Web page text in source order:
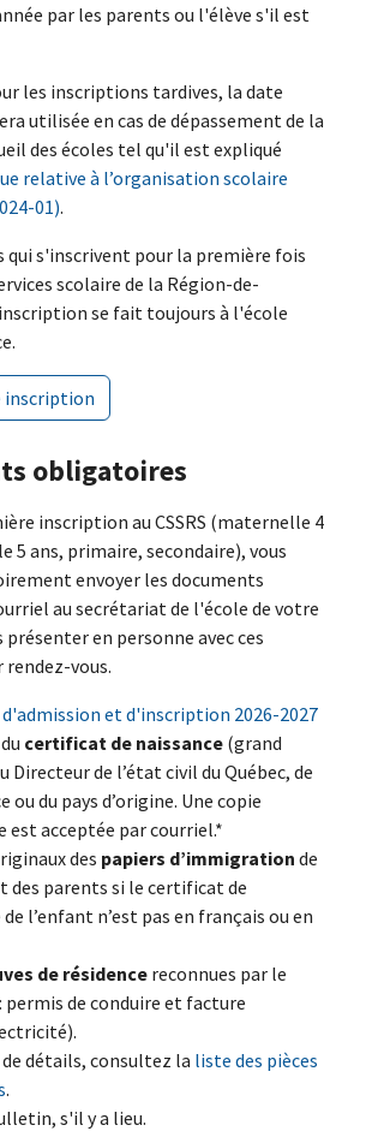
par les parents ou l'élève s'il est
les inscriptions tardives, la date
utilisée en cas de dépassement de la
des écoles tel qu'il est expliqué
relative à l’organisation scolaire
01).
qui s'inscrivent pour la première fois
scolaire de la Région-de-
se fait toujours à l'école
inscription
obligatoires
inscription au CSSRS (maternelle 4
5 ans, primaire, secondaire), vous
envoyer les documents
au secrétariat de l'école de votre
en personne avec ces
vous.
d'admission et d'inscription 2026-2027
certificat de naissance (grand
Directeur de l’état civil du Québec, de
ou du pays d’origine. Une copie
est acceptée par courriel.*
des papiers d’immigration de
des parents si le certificat de
l’enfant n’est pas en français ou en
de résidence reconnues par le
: permis de conduire et facture
détails, consultez la liste des pièces
.
s'il y a lieu.